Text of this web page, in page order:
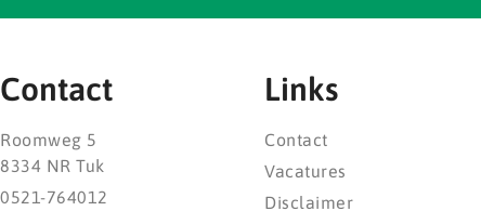
Contact
Roomweg 5
8334 NR Tuk
0521-764012
Links
Contact
Vacatures
Disclaimer